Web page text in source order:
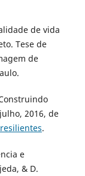
de vida
Tese de
de
2016, de
.
e
& D.